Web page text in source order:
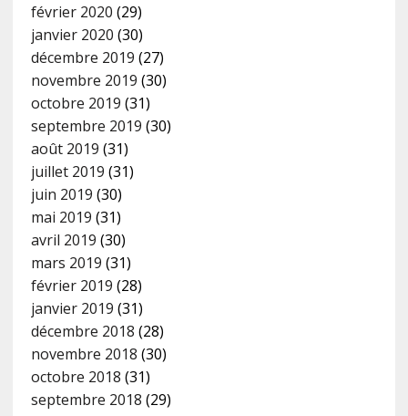
février 2020 (29)
janvier 2020 (30)
décembre 2019 (27)
novembre 2019 (30)
octobre 2019 (31)
septembre 2019 (30)
août 2019 (31)
juillet 2019 (31)
juin 2019 (30)
mai 2019 (31)
avril 2019 (30)
mars 2019 (31)
février 2019 (28)
janvier 2019 (31)
décembre 2018 (28)
novembre 2018 (30)
octobre 2018 (31)
septembre 2018 (29)